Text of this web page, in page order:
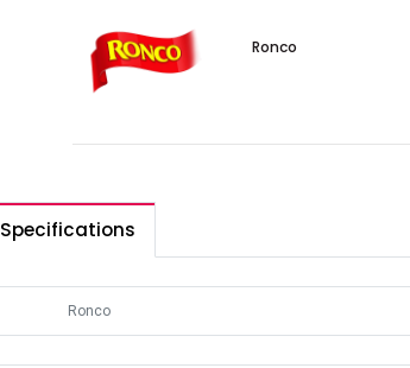
Ronco
Specifications
Ronco